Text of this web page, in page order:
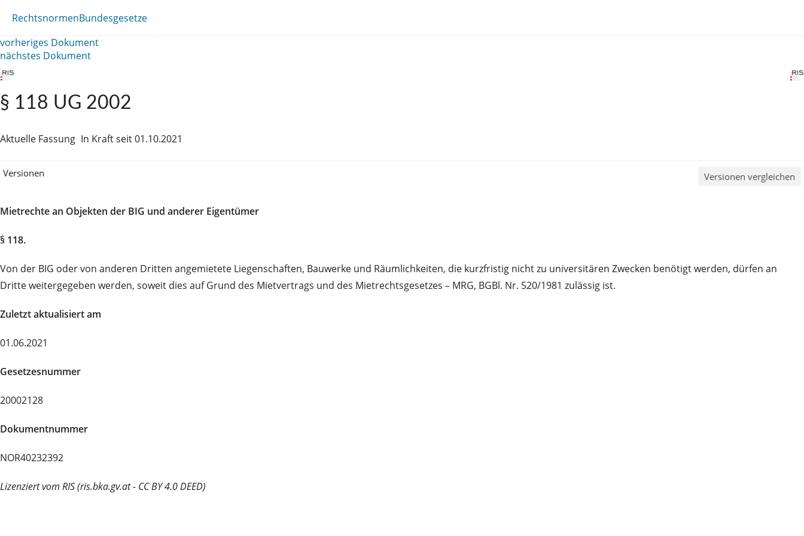
RechtsnormenBundesgesetze
vorheriges Dokument
nächstes Dokument
§ 118 UG 2002
Aktuelle Fassung In Kraft seit 01.10.2021
Versionen Versionen vergleichen
Mietrechte an Objekten der BIG und anderer Eigentümer
§ 118.
Von der BIG oder von anderen Dritten angemietete Liegenschaften, Bauwerke und Räumlichkeiten, die kurzfristig nicht zu universitären Zwecken benötigt werden, dürfen an
Dritte weitergegeben werden, soweit dies auf Grund des Mietvertrags und des Mietrechtsgesetzes – MRG, BGBl. Nr. 520/1981 zulässig ist.
Zuletzt aktualisiert am
01.06.2021
Gesetzesnummer
20002128
Dokumentnummer
NOR40232392
Lizenziert vom RIS (ris.bka.gv.at - CC BY 4.0 DEED)